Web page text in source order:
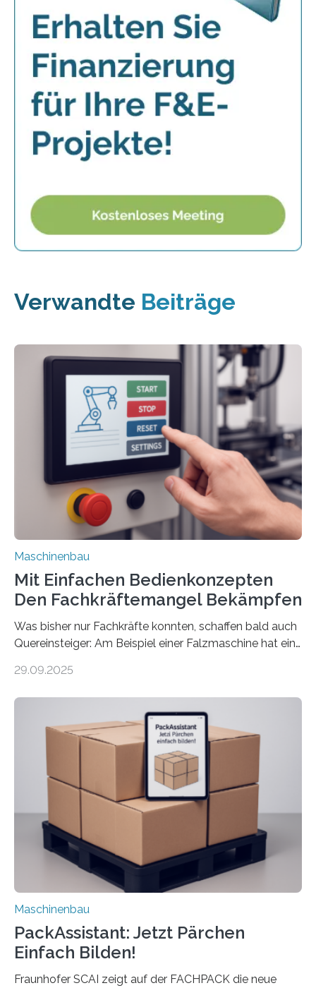
Verwandte Beiträge
Maschinenbau
Mit Einfachen Bedienkonzepten
Den Fachkräftemangel Bekämpfen
Was bisher nur Fachkräfte konnten, schaffen bald auch
Quereinsteiger: Am Beispiel einer Falzmaschine hat ein
Mensch-Maschine-Schnittstelle so sehr vereinfacht,
Die zugrunde liegende Methodik lässt sich auf alle
anderen Maschinen übertragen. Eine Falzmaschine
umzurüsten ist ein Job für echte Profis. Eine solche
Maschine faltet in Druckereien Broschüren, Prospekte,
Landkarten und vieles mehr – mehrere Zehntausend
Exemplare pro Stunde. Je nach Maschinentyp und
Auftrag kann das Umrüsten…
29.09.2025
Maschinenbau
PackAssistant: Jetzt Pärchen
Einfach Bilden!
Fraunhofer SCAI zeigt auf der FACHPACK die neue